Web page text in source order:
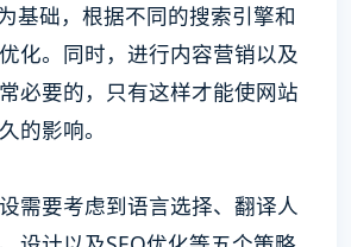
基础，根据不同的搜索引擎和
化。同时，进行内容营销以及
必要的，只有这样才能使网站
的影响。
需要考虑到语言选择、翻译人